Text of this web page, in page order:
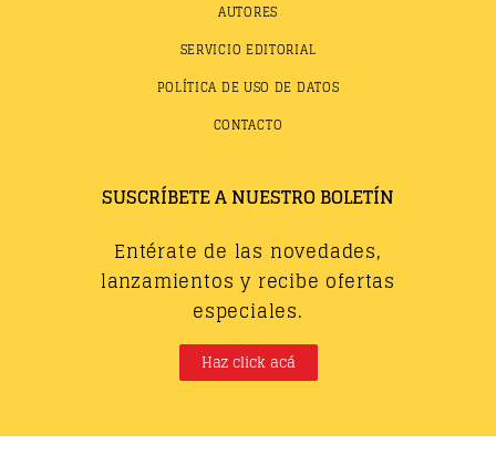
AUTORES
SERVICIO EDITORIAL
POLÍTICA DE USO DE DATOS
CONTACTO
SUSCRÍBETE A NUESTRO BOLETÍN
Entérate de las novedades,
lanzamientos y recibe ofertas
especiales.
Haz click acá